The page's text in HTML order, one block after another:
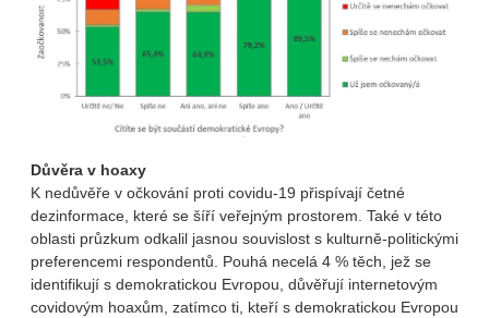
Důvěra v hoaxy
K nedůvěře v očkování proti covidu-19 přispívají četné
dezinformace, které se šíří veřejným prostorem. Také v této
oblasti průzkum odkalil jasnou souvislost s kulturně-politickými
preferencemi respondentů. Pouhá necelá 4 % těch, jež se
identifikují s demokratickou Evropou, důvěřují internetovým
covidovým hoaxům, zatímco ti, kteří s demokratickou Evropou